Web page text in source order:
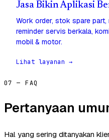
Jasa Bikin Aplikasi
Work order, stok spare
reminder servis berkala,
mobil & motor.
Lihat layanan →
07 — FAQ
Pertanyaan
Hal yang sering ditanyakan